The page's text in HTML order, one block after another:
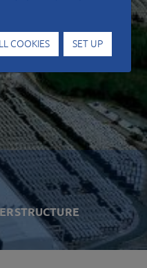
COOKIES SET UP